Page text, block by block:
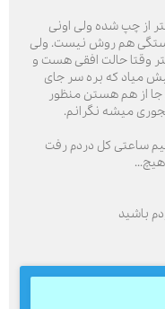
از چپ شده ولی اونی
هم روش نیست. ولی
وقتا حالت افقی هست و
میاد که بره سر جای
جا از هم هستن منظور
میشه نگرانم.
ساعتی کل دردم رفت
باشید